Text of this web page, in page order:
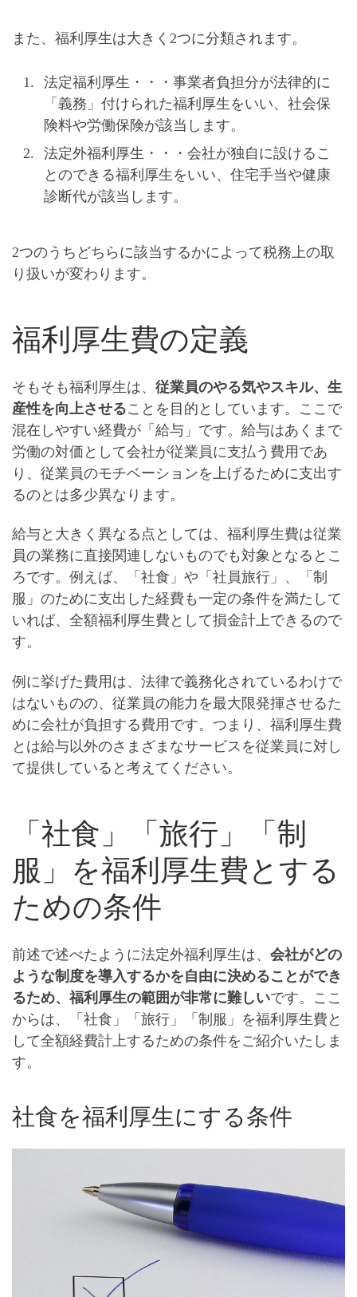
また、福利厚生は大きく2つに分類されます。
法定福利厚生・・・事業者負担分が法律的に
「義務」付けられた福利厚生をいい、社会保
険料や労働保険が該当します。
法定外福利厚生・・・会社が独自に設けるこ
とのできる福利厚生をいい、住宅手当や健康
診断代が該当します。
2つのうち どちらに該当するかによって税務上の取
り扱いが変わります。
福利厚生費の定義
そもそも福利厚生は、 従業員のやる気やスキル、 生
産性を向上させることを目的としています。ここで
混在しやすい経費が「 給与 」です。給与はあくまで
労働の対価として会社が従業員に支払う費用であ
り、従業員のモチベーションを上げるために支出す
るのとは多少異なります。
給与と大きく異なる点としては、 福利厚生費は従業
員の業務に直接関連しないものでも対象となる とこ
ろです。例えば、「 社食 」や「 社員旅行 」、「 制
服 」のために支出した経費も一定の条件を満たして
いれば、全額福利厚生費として損金計上できるので
す。
例に挙げた費用は、 法律で義務化されているわけで
はないものの、従業員の能力を最大限発揮させるた
めに会社が負担する費用 です。つまり、福利厚生費
とは給与以外のさまざまなサービスを従業員に対し
て提供していると考えてください。
「社食」「旅行」「制
服」を福利厚生費とする
ための条件
前述で述べたように法定外福利厚生は、 会社がどの
ような制度を導入するかを自由に決めることができ
るため、福利厚生の範囲が非常に難しいです。ここ
からは、「社食」「旅行」「制服」を福利厚生費と
して全額経費計上するための条件をご紹介いたしま
す。
社食を福利厚生にする条件